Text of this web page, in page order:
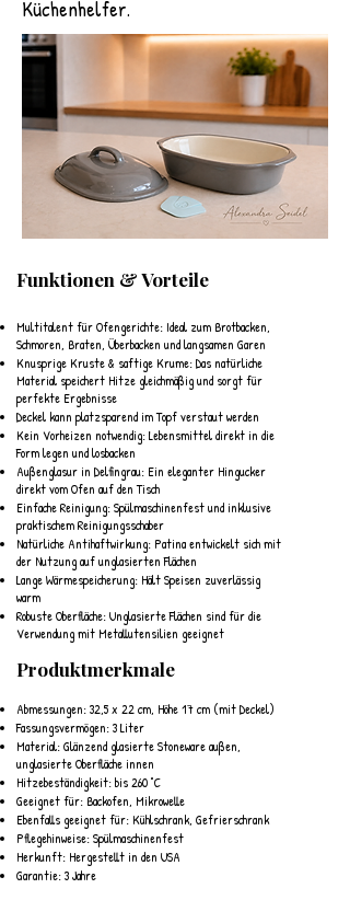
Küchenhelfer.
​Funktionen & Vorteile
Multitalent für Ofengerichte: Ideal zum Brotbacken,
Schmoren, Braten, Überbacken und langsamen Garen
Knusprige Kruste & saftige Krume: Das natürliche
Material speichert Hitze gleichmäßig und sorgt für
perfekte Ergebnisse
Deckel kann platzsparend im Topf verstaut werden
Kein Vorheizen notwendig: Lebensmittel direkt in die
Form legen und losbacken
Außenglasur in Delfingrau: Ein eleganter Hingucker
direkt vom Ofen auf den Tisch
Einfache Reinigung: Spülmaschinenfest und inklusive
praktischem Reinigungsschaber
Natürliche Antihaftwirkung: Patina entwickelt sich mit
der Nutzung auf unglasierten Flächen
Lange Wärmespeicherung: Hält Speisen zuverlässig
warm
Robuste Oberfläche: Unglasierte Flächen sind für die
Verwendung mit Metallutensilien geeignet
Produktmerkmale
Abmessungen: 32,5 x 22 cm, Höhe 17 cm (mit Deckel)
Fassungsvermögen: 3 Liter
Material: Glänzend glasierte Stoneware außen,
unglasierte Oberfläche innen
Hitzebeständigkeit: bis 260 °C
Geeignet für: Backofen, Mikrowelle
Ebenfalls geeignet für: Kühlschrank, Gefrierschrank
Pflegehinweise: Spülmaschinenfest
Herkunft: Hergestellt in den USA
Garantie: 3 Jahre